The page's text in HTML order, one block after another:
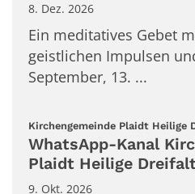
8. Dez. 2026
Ein meditatives Gebet
geistlichen Impulsen
September, 13. ...
Kirchengemeinde Plaidt Heilige
WhatsApp-Kanal
Plaidt Heilige
9. Okt. 2026